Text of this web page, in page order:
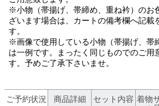
※小物（帯揚げ、帯締め、重ね衿）のお
ざいます場合は、カートの備考欄へ記載
す。
※画像で使用している小物（帯揚げ、帯
は一例です。まったく同じものでのご用
す。予めご了承下さいませ。
ご予約状況 商品詳細 セット内容 着物